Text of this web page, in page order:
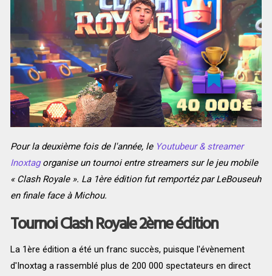
Pour la deuxième fois de l'année, le Youtubeur & streamer
Inoxtagorganise un tournoi entre streamers sur le jeu mobile
« Clash Royale ». La 1ère édition fut remportéz par LeBouseuh
en finale face à Michou.
Tournoi Clash Royale 2ème édition
La 1ère édition a été un franc succès, puisque l'évènement
d'Inoxtag a rassemblé plus de 200 000 spectateurs en direct